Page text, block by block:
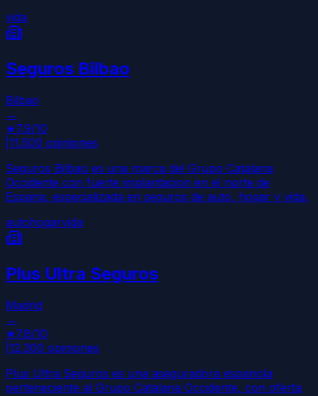
vida
Seguros Bilbao
Bilbao
→
★7.9/10
11.500 opiniones
Seguros Bilbao es una marca del Grupo Catalana
Occidente con fuerte implantacion en el norte de
Espana, especializada en seguros de auto, hogar y vida.
autohogarvida
Plus Ultra Seguros
Madrid
→
★7.8/10
12.300 opiniones
Plus Ultra Seguros es una aseguradora espanola
perteneciente al Grupo Catalana Occidente, con oferta